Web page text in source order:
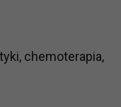
chemoterapia,